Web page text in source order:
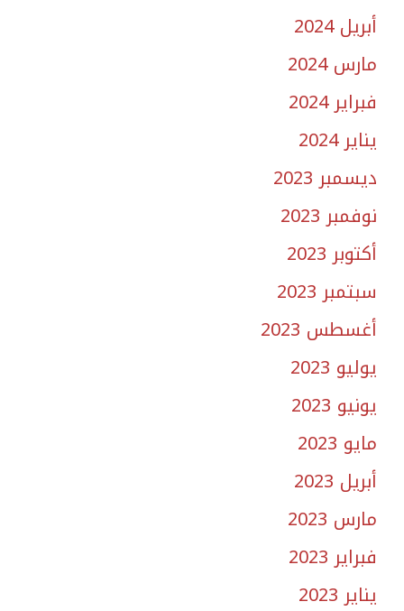
أبريل 2024
مارس 2024
فبراير 2024
يناير 2024
ديسمبر 2023
نوفمبر 2023
أكتوبر 2023
سبتمبر 2023
أغسطس 2023
يوليو 2023
يونيو 2023
مايو 2023
أبريل 2023
مارس 2023
فبراير 2023
يناير 2023